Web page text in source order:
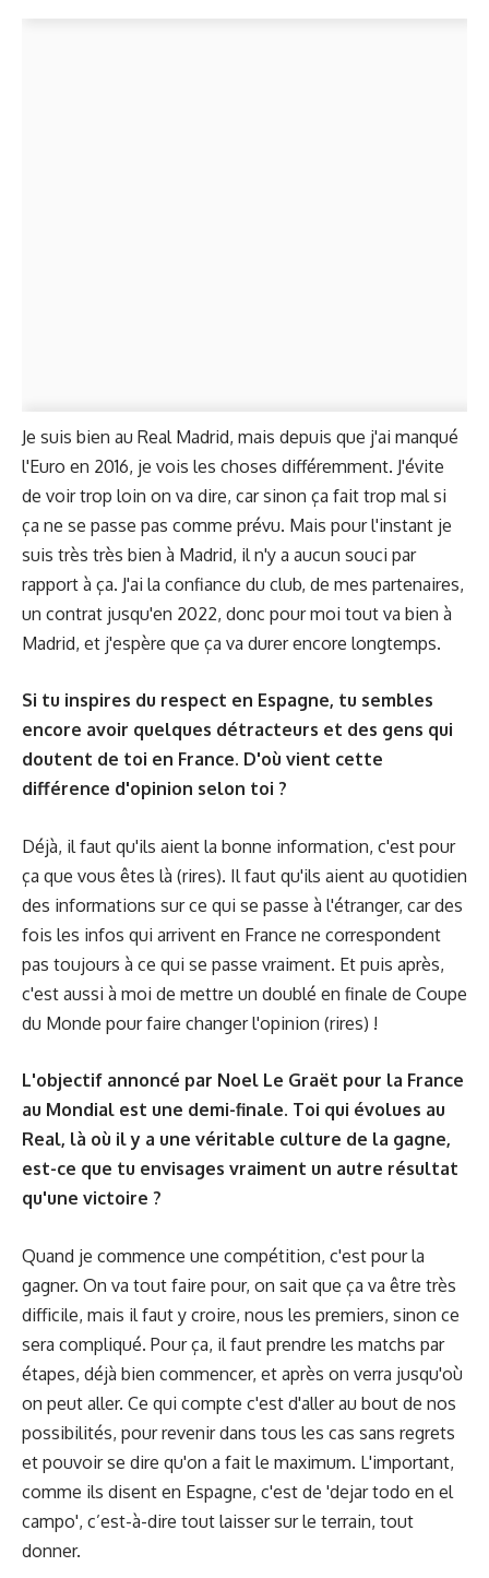
Je suis bien au Real Madrid, mais depuis que j'ai manqué
l'Euro en 2016, je vois les choses différemment. J'évite
de voir trop loin on va dire, car sinon ça fait trop mal si
ça ne se passe pas comme prévu. Mais pour l'instant je
suis très très bien à Madrid, il n'y a aucun souci par
rapport à ça. J'ai la confiance du club, de mes partenaires,
un contrat jusqu'en 2022, donc pour moi tout va bien à
Madrid, et j'espère que ça va durer encore longtemps.
Si tu inspires du respect en Espagne, tu sembles
encore avoir quelques détracteurs et des gens qui
doutent de toi en France. D'où vient cette
différence d'opinion selon toi ?
Déjà, il faut qu'ils aient la bonne information, c'est pour
ça que vous êtes là (rires). Il faut qu'ils aient au quotidien
des informations sur ce qui se passe à l'étranger, car des
fois les infos qui arrivent en France ne correspondent
pas toujours à ce qui se passe vraiment. Et puis après,
c'est aussi à moi de mettre un doublé en finale de Coupe
du Monde pour faire changer l'opinion (rires) !
L'objectif annoncé par Noel Le Graët pour la France
au Mondial est une demi-finale. Toi qui évolues au
Real, là où il y a une véritable culture de la gagne,
est-ce que tu envisages vraiment un autre résultat
qu'une victoire ?
Quand je commence une compétition, c'est pour la
gagner. On va tout faire pour, on sait que ça va être très
difficile, mais il faut y croire, nous les premiers, sinon ce
sera compliqué. Pour ça, il faut prendre les matchs par
étapes, déjà bien commencer, et après on verra jusqu'où
on peut aller. Ce qui compte c'est d'aller au bout de nos
possibilités, pour revenir dans tous les cas sans regrets
et pouvoir se dire qu'on a fait le maximum. L'important,
comme ils disent en Espagne, c'est de 'dejar todo en el
campo', c’est-à-dire tout laisser sur le terrain, tout
donner.